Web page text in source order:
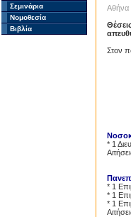
Σεμινάρια
Νομοθεσία
Βιβλία
Αθήνα
Στον
* 1
* 1
* 1
* 1